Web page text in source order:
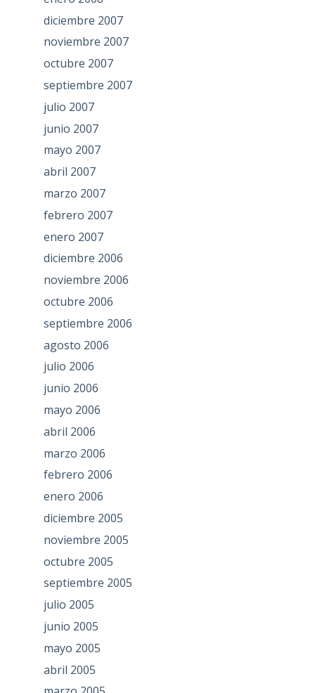
diciembre 2007
noviembre 2007
octubre 2007
septiembre 2007
julio 2007
junio 2007
mayo 2007
abril 2007
marzo 2007
febrero 2007
enero 2007
diciembre 2006
noviembre 2006
octubre 2006
septiembre 2006
agosto 2006
julio 2006
junio 2006
mayo 2006
abril 2006
marzo 2006
febrero 2006
enero 2006
diciembre 2005
noviembre 2005
octubre 2005
septiembre 2005
julio 2005
junio 2005
mayo 2005
abril 2005